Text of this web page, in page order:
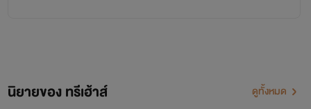
นิยายของ ทรีเฮ้าส์ ดูทั้งหมด